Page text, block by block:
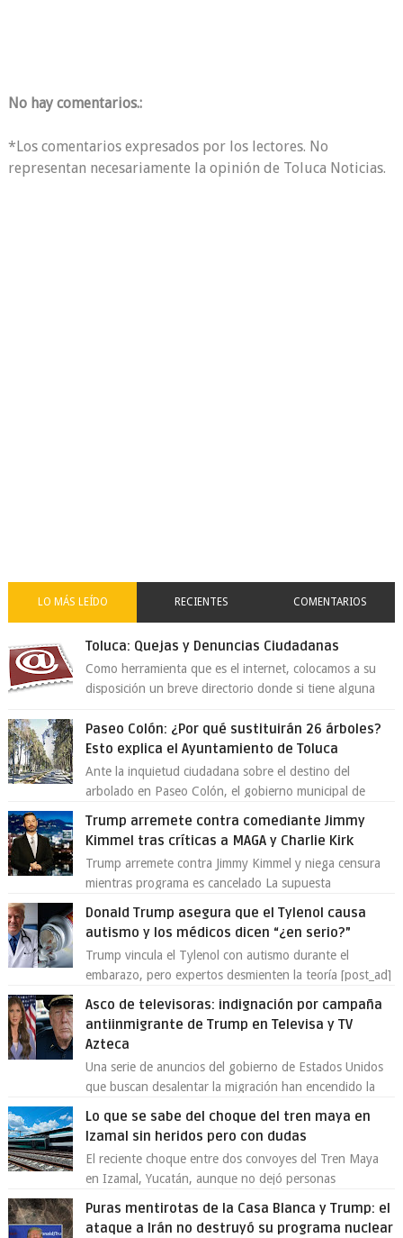
No hay comentarios.:
*Los comentarios expresados por los lectores. No
representan necesariamente la opinión de Toluca Noticias.
LO MÁS LEÍDO RECIENTES COMENTARIOS
Toluca: Quejas y Denuncias Ciudadanas
Como herramienta que es el internet, colocamos a su
disposición un breve directorio donde si tiene alguna
Paseo Colón: ¿Por qué sustituirán 26 árboles?
Esto explica el Ayuntamiento de Toluca
Ante la inquietud ciudadana sobre el destino del
arbolado en Paseo Colón, el gobierno municipal de
Trump arremete contra comediante Jimmy
Kimmel tras críticas a MAGA y Charlie Kirk
Trump arremete contra Jimmy Kimmel y niega censura
mientras programa es cancelado La supuesta
Donald Trump asegura que el Tylenol causa
autismo y los médicos dicen “¿en serio?”
Trump vincula el Tylenol con autismo durante el
embarazo, pero expertos desmienten la teoría [post_ad]
Asco de televisoras: indignación por campaña
antiinmigrante de Trump en Televisa y TV
Azteca
Una serie de anuncios del gobierno de Estados Unidos
que buscan desalentar la migración han encendido la
Lo que se sabe del choque del tren maya en
Izamal sin heridos pero con dudas
El reciente choque entre dos convoyes del Tren Maya
en Izamal, Yucatán, aunque no dejó personas
Puras mentirotas de la Casa Blanca y Trump: el
ataque a Irán no destruyó su programa nuclear